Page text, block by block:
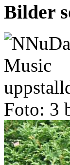
Bilder
Foto: 3